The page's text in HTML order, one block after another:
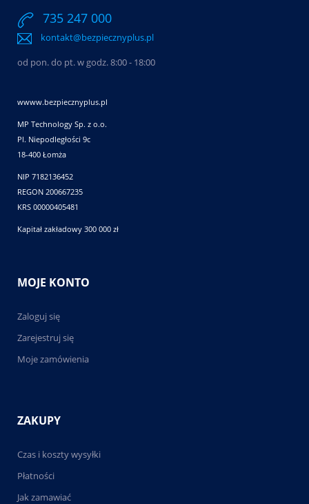
735 247 000
kontakt@bezpiecznyplus.pl
od pon. do pt. w godz. 8:00 - 18:00
wwww.bezpiecznyplus.pl
MP Technology Sp. z o.o.
Pl. Niepodległości 9c
18-400 Łomża
NIP 7182136452
REGON 200667235
KRS 00000405481
Kapitał zakładowy 300 000 zł
MOJE KONTO
Zaloguj się
Zarejestruj się
Moje zamówienia
ZAKUPY
Czas i koszty wysyłki
Płatności
Jak zamawiać